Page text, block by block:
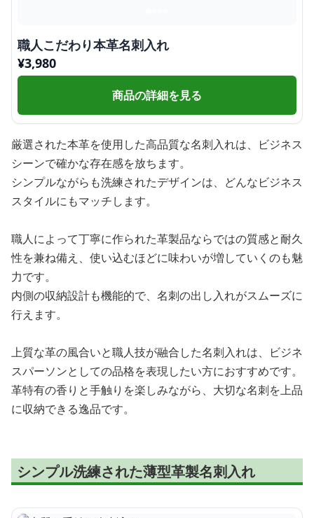
職人こだわり本革名刺入れ
¥3,980
商品の詳細を見る
厳選された本革を使用した高品質な名刺入れは、ビジネス
シーンで確かな存在感を放ちます。
シンプルながらも洗練されたデザインは、どんなビジネス
スタイルにもマッチします。
職人によって丁寧に作られた革製品ならではの質感と耐久
性を兼ね備え、使い込むほどに味わいが増していくのも魅
力です。
内側の収納設計も機能的で、名刺の出し入れがスムーズに
行えます。
上質な革の風合いと職人技が融合した名刺入れは、ビジネ
スパーソンとしての品格を表現したい方におすすめです。
革特有の香りと手触りを楽しみながら、大切な名刺を上品
に収納できる逸品です。
シンプル洗練された薄型革製名刺入れ